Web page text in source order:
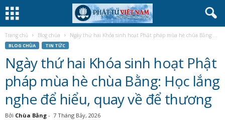
Trang chủ Blog chùa Ngày thứ hai Khóa sinh hoạt Phật pháp mùa hè chùa Bằng:...
BLOG CHÙA TIN TỨC
Ngày thứ hai Khóa sinh hoạt Phật
pháp mùa hè chùa Bằng: Học lắng
nghe để hiểu, quay về để thương
Bởi Chùa Bằng - 7 Tháng Bảy, 2026